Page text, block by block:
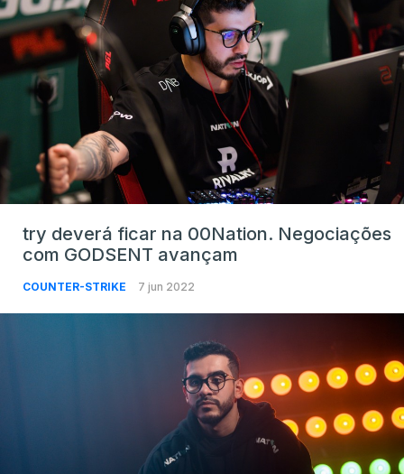
try deverá ficar na 00Nation. Negociações
com GODSENT avançam
COUNTER-STRIKE 7 jun 2022